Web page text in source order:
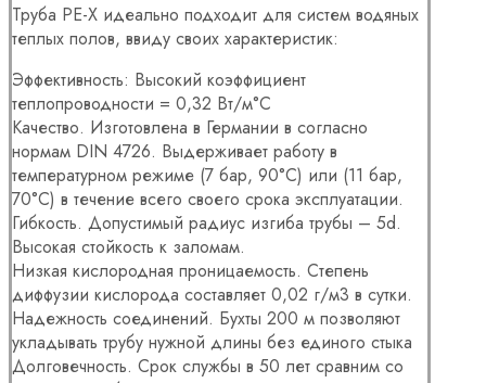
Труба PE-X идеально подходит для систем водяных
теплых полов, ввиду своих характеристик:
Эффективность: Высокий коэффициент
теплопроводности = 0,32 Вт/м°С
Качество. Изготовлена в Германии в согласно
нормам DIN 4726. Выдерживает работу в
температурном режиме (7 бар, 90°С) или (11 бар,
70°С) в течение всего своего срока эксплуатации.
Гибкость. Допустимый радиус изгиба трубы – 5d.
Высокая стойкость к заломам.
Низкая кислородная проницаемость. Степень
диффузии кислорода составляет 0,02 г/м3 в сутки.
Надежность соединений. Бухты 200 м позволяют
укладывать трубу нужной длины без единого стыка
Долговечность. Срок службы в 50 лет сравним со